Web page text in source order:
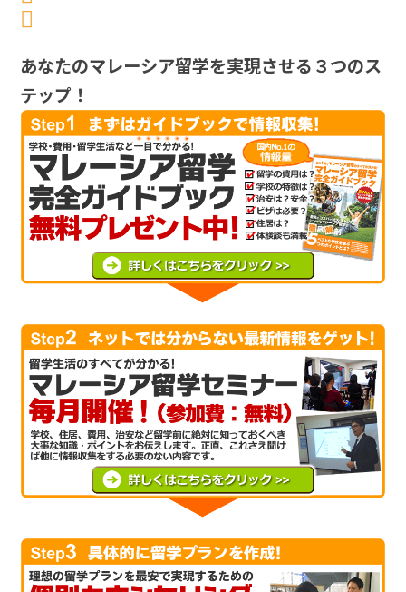
あなたのマレーシア留学を実現させる３つのス
テップ！